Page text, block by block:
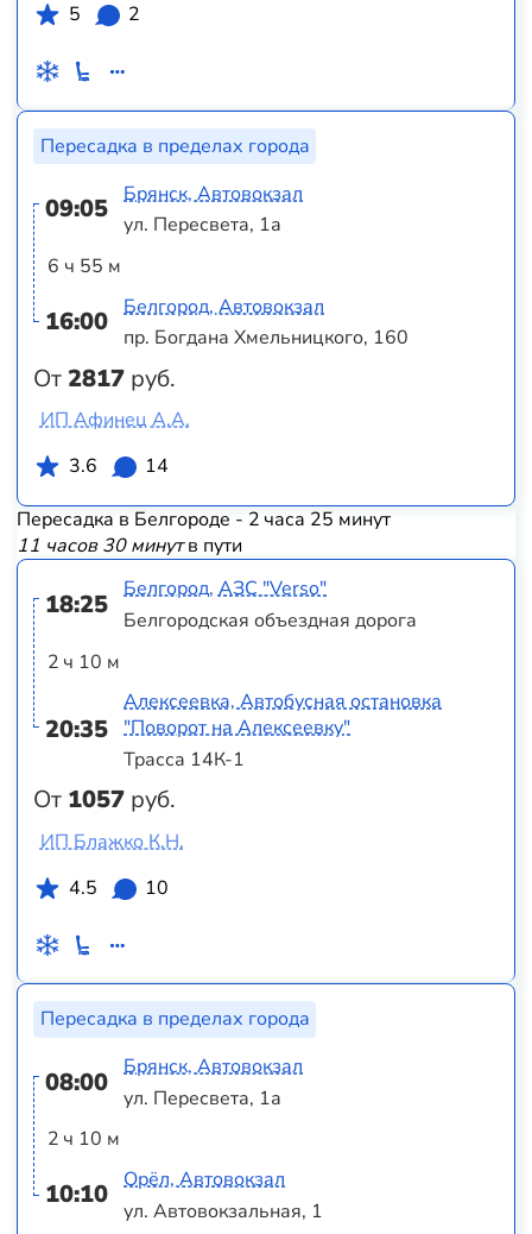
5
2
Пересадка в пределах города
09:05
6 ч 55 м
16:00
От2817 руб.
Брянск, Автовокзал
ул. Пересвета, 1а
Белгород, Автовокзал
пр. Богдана Хмельницкого, 160
ИП Афинец А.А.
3.6
14
Пересадка в Белгороде - 2 часа 25 минут
11 часов 30 минутв пути
18:25
2 ч 10 м
20:35
От 1057 руб.
Белгород, АЗС "Verso"
Белгородская объездная дорога
Алексеевка, Автобусная остановка
"Поворот на Алексеевку"
Трасса 14К-1
ИП Блажко К.Н.
4.5
10
Пересадка в пределах города
08:00
2 ч 10 м
10:10
Брянск, Автовокзал
ул. Пересвета, 1а
Орёл, Автовокзал
ул. Автовокзальная, 1